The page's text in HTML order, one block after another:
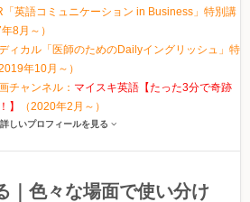
英語コミュニケーション in Business」特別講
8月～）
ィカル「医師のためのDailyイングリッシュ」特
年10月～）
チャンネル： マイスキ英語【たった3分で奇跡
】
（2020年2月～）
しいプロフィールを見る
｜色々な場面で使い分け